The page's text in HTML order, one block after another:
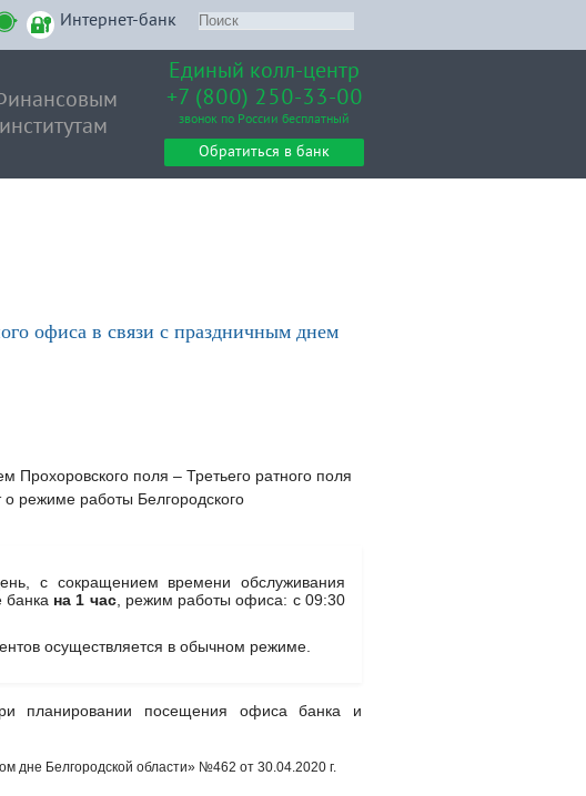
Интернет-банк
институтам
Единый колл-центр
+7 (800) 250-33-00
звонок по России бесплатный
Обратиться в банк
офиса в связи с праздничным днем
поля – Третьего ратного поля
режиме работы Белгородского
с сокращением времени обслуживания
банка на 1 час, режим работы офиса: с 09:30
осуществляется в обычном режиме.
планировании посещения офиса банка и
дне Белгородской области» №462 от 30.04.2020 г.